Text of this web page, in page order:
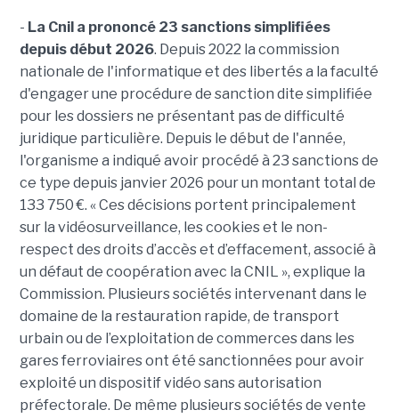
- La Cnil a prononcé 23 sanctions simplifiées
depuis début 2026. Depuis 2022 la commission
nationale de l'informatique et des libertés a la faculté
d'engager une procédure de sanction dite simplifiée
pour les dossiers ne présentant pas de difficulté
juridique particulière. Depuis le début de l'année,
l'organisme a indiqué avoir procédé à 23 sanctions de
ce type depuis janvier 2026 pour un montant total de
133 750 €. « Ces décisions portent principalement
sur la vidéosurveillance, les cookies et le non-
respect des droits d’accès et d’effacement, associé à
un défaut de coopération avec la CNIL », explique la
Commission. Plusieurs sociétés intervenant dans le
domaine de la restauration rapide, de transport
urbain ou de l’exploitation de commerces dans les
gares ferroviaires ont été sanctionnées pour avoir
exploité un dispositif vidéo sans autorisation
préfectorale. De même plusieurs sociétés de vente